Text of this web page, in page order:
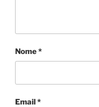
Nome*
Email*